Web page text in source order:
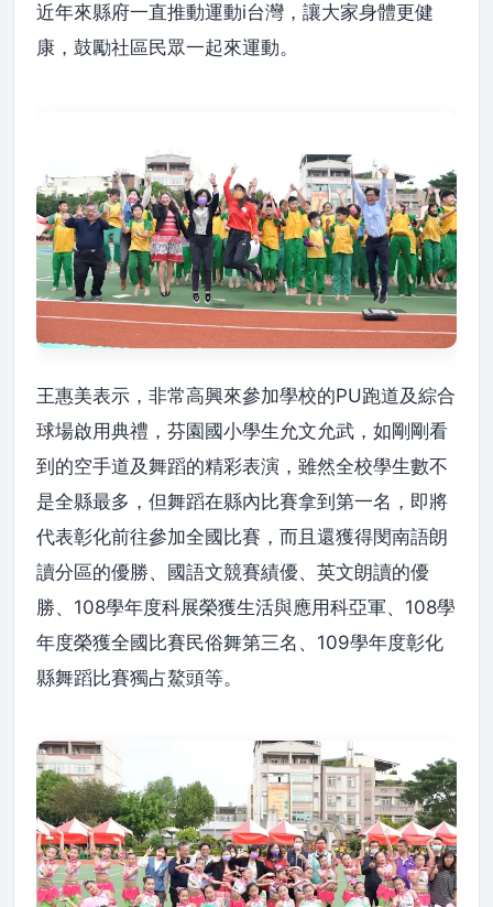
近年來縣府一直推動運動i台灣，讓大家身體更健
康，鼓勵社區民眾一起來運動。
王惠美表示，非常高興來參加學校的PU跑道及綜合
球場啟用典禮，芬園國小學生允文允武，如剛剛看
到的空手道及舞蹈的精彩表演，雖然全校學生數不
是全縣最多，但舞蹈在縣內比賽拿到第一名，即將
代表彰化前往參加全國比賽，而且還獲得閔南語朗
讀分區的優勝、國語文競賽績優、英文朗讀的優
勝、108學年度科展榮獲生活與應用科亞軍、108學
年度榮獲全國比賽民俗舞第三名、109學年度彰化
縣舞蹈比賽獨占鰲頭等。